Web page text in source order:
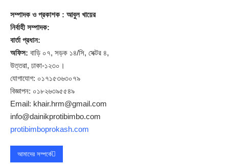
সম্পাদকও প্রকাশক : আবুল খায়ের
নির্বাহী সম্পাদক:
বার্তা প্রধান:
অফিস: বাড়ি ০৭, সড়ক ১৪/সি, সেক্টর ৪,
উত্তরা, ঢাকা-১২৩০।
যোগাযোগ: ০১৭১৫৩৬৩০৭৯
বিজ্ঞাপন: ০১৮২৬৩৯৫৫৪৯
Email: khair.hrm@gmail.com
info@dainikprotibimbo.com
protibimboprokash.com
আমাদের সম্পর্কে